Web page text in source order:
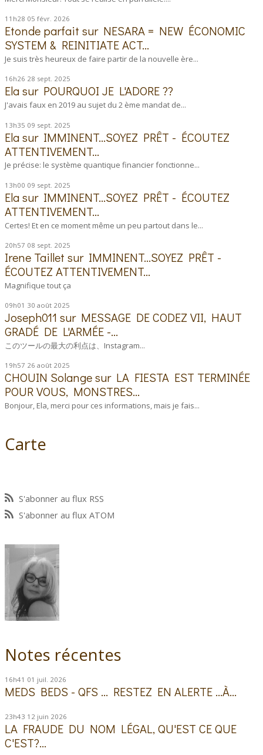
11h28 05 févr. 2026
Etonde parfait sur NESARA = NEW ÉCONOMIC
SYSTEM & REINITIATE ACT...
Je suis très heureux de faire partir de la nouvelle ère...
16h26 28 sept. 2025
Elasur POURQUOI JE L'ADORE ??
J'avais faux en 2019 au sujet du 2 ème mandat de...
13h35 09 sept. 2025
Elasur IMMINENT...SOYEZ PRÊT - ÉCOUTEZ
ATTENTIVEMENT...
Je précise: le système quantique financier fonctionne...
13h00 09 sept. 2025
Elasur IMMINENT...SOYEZ PRÊT - ÉCOUTEZ
ATTENTIVEMENT...
Certes! Et en ce moment même un peu partout dans le...
20h57 08 sept. 2025
Irene Taillet sur IMMINENT...SOYEZ PRÊT -
ÉCOUTEZ ATTENTIVEMENT...
Magnifique tout ça
09h01 30 août 2025
Joseph011 sur MESSAGE DE CODEZ VII, HAUT
GRADÉ DE L'ARMÉE -...
このツールの最大の利点は、Instagram...
19h57 26 août 2025
CHOUIN Solangesur LA FIESTA EST TERMINÉE
POUR VOUS, MONSTRES...
Bonjour, Ela, merci pour ces informations, mais je fais...
Carte
S'abonner au flux RSS
S'abonner au flux ATOM
Notes récentes
16h41 01 juil. 2026
MEDS BEDS - QFS ... RESTEZ EN ALERTE ...À...
23h43 12 juin 2026
LA FRAUDE DU NOM LÉGAL, QU'EST CE QUE
C'EST?...